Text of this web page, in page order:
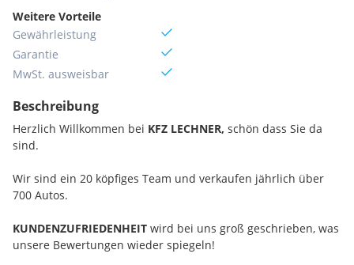
Weitere Vorteile
Gewährleistung
Garantie
MwSt. ausweisbar
Beschreibung
Herzlich Willkommen bei KFZ LECHNER, schön dass Sie da
sind.
Wir sind ein 20 köpfiges Team und verkaufen jährlich über
700 Autos.
KUNDENZUFRIEDENHEIT wird bei uns groß geschrieben, was
unsere Bewertungen wieder spiegeln!